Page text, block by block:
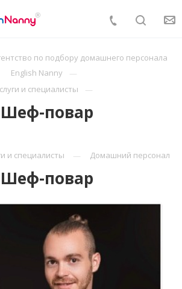
по подбору домашнего персонала
English Nanny
и специалисты
Шеф-повар
и специалисты Домашний персонал
Шеф-повар